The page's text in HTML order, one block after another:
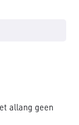
allang geen